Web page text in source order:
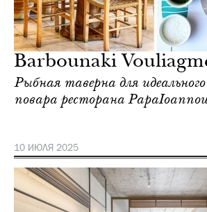
Barbounaki
Рыбная таверна для
повара ресторана PapaIoannou
10 ИЮЛЯ 2025